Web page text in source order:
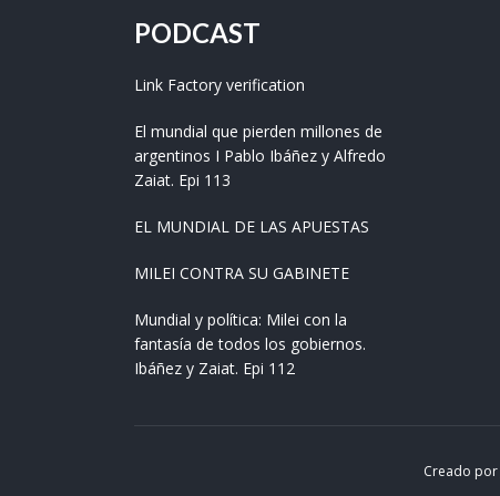
PODCAST
Link Factory verification
El mundial que pierden millones de
argentinos I Pablo Ibáñez y Alfredo
Zaiat. Epi 113
EL MUNDIAL DE LAS APUESTAS
MILEI CONTRA SU GABINETE
Mundial y política: Milei con la
fantasía de todos los gobiernos.
Ibáñez y Zaiat. Epi 112
Creado por